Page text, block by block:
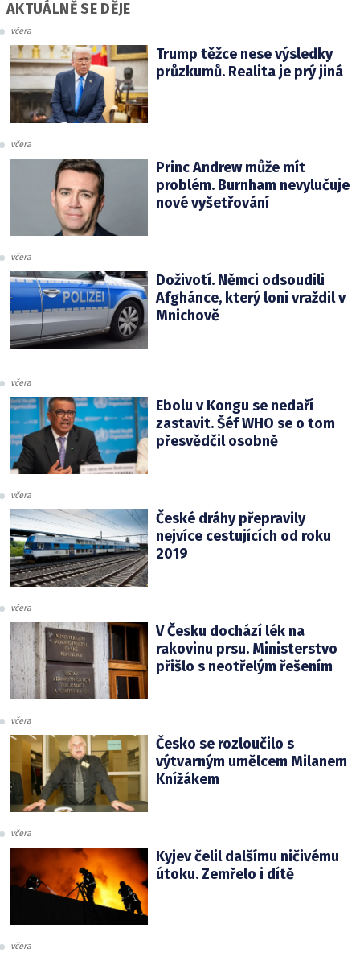
AKTUÁLNĚ SE DĚJE
včera
Trump těžce nese výsledky
průzkumů. Realita je prý jiná
včera
Princ Andrew může mít
problém. Burnham nevylučuje
nové vyšetřování
včera
Doživotí. Němci odsoudili
Afghánce, který loni vraždil v
Mnichově
včera
Ebolu v Kongu se nedaří
zastavit. Šéf WHO se o tom
přesvědčil osobně
včera
České dráhy přepravily
nejvíce cestujících od roku
2019
včera
V Česku dochází lék na
rakovinu prsu. Ministerstvo
přišlo s neotřelým řešením
včera
Česko se rozloučilo s
výtvarným umělcem Milanem
Knížákem
včera
Kyjev čelil dalšímu ničivému
útoku. Zemřelo i dítě
včera